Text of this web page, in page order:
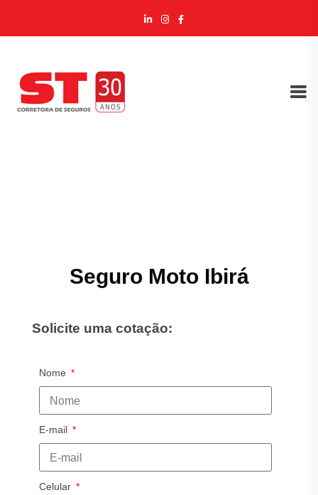
Seguro Moto Ibirá
Solicite uma cotação:
Nome
E-mail
Celular